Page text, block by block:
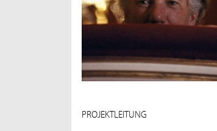
PROJEKTLEITUNG